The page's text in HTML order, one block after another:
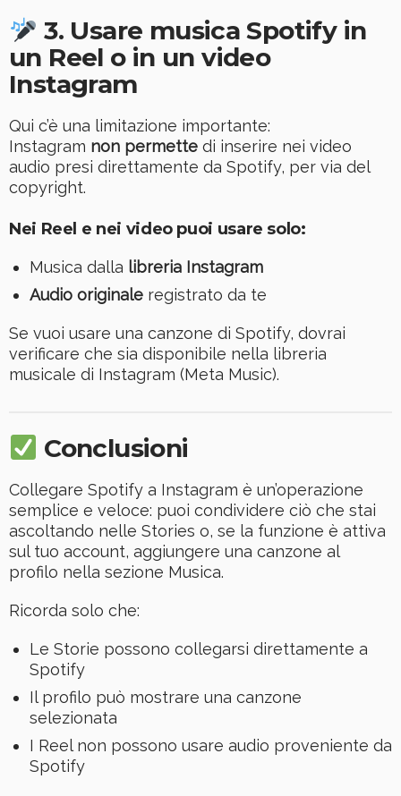
3. Usare musica Spotify in
un Reel o in un video
Instagram
Qui c’è una limitazione importante:
Instagram non permette di inserire nei video
audio presi direttamente da Spotify, per via del
copyright.
Nei Reel e nei video puoi usare solo:
Musica dalla libreria Instagram
Audio originaleregistrato da te
Se vuoi usare una canzone di Spotify, dovrai
verificare che sia disponibile nella libreria
musicale di Instagram (Meta Music).
Conclusioni
Collegare Spotify a Instagram è un’operazione
semplice e veloce: puoi condividere ciò che stai
ascoltando nelle Stories o, se la funzione è attiva
sul tuo account, aggiungere una canzone al
profilo nella sezione Musica.
Ricorda solo che:
Le Storie possono collegarsi direttamente a
Spotify
Il profilo può mostrare una canzone
selezionata
I Reel non possono usare audio proveniente da
Spotify